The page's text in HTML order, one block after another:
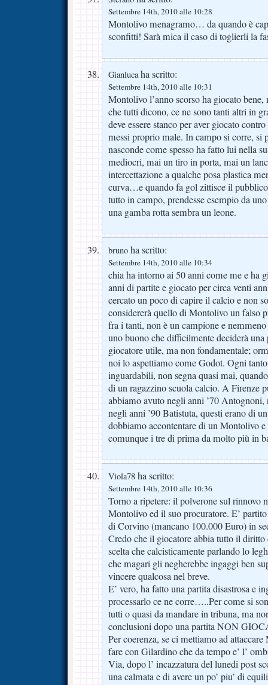
Settembre 14th, 2010 alle 10:28
Montolivo menagramo… da quando è
sconfitti! Sarà mica il caso di toglierli la
Gianlucaha scritto:
Settembre 14th, 2010 alle 10:31
Montolivo l’anno scorso ha giocato
che tutti dicono, ce ne sono tanti altri in
deve essere stanco per aver giocato
messi proprio male. In campo si corre, si
nasconde come spesso ha fatto lui nella
mediocri, mai un tiro in porta, mai un
intercettazione a qualche posa plastica
curva…e quando fa gol zittisce il
tutto in campo, prendesse esempio da
una gamba rotta sembra un leone.
bruno ha scritto:
Settembre 14th, 2010 alle 10:34
chia ha intorno ai 50 anni come me e ha
anni di partite e giocato per circa venti
cercato un poco di capire il calcio e non
considererà quello di Montolivo un falso
fra i tanti, non è un campione e
uno buono che difficilmente deciderà
giocatore utile, ma non fondamentale;
noi lo aspettiamo come Godot. Ogni
inguardabili, non segna quasi mai,
di un ragazzino scuola calcio. A Firenze
abbiamo avuto negli anni ’70
negli anni ’90 Batistuta, questi erano di
dobbiamo accontentare di un Montolivo
comunque i tre di prima da molto più in
Viola78 ha scritto:
Settembre 14th, 2010 alle 10:36
Torno a ripetere: il polverone sul rinnovo
Montolivo ed il suo procuratore. E’
di Corvino (mancano 100.000 Euro) in
Credo che il giocatore abbia tutto il diritto
scelta che calcisticamente parlando lo
che magari gli negherebbe ingaggi ben
vincere qualcosa nel breve.
E’ vero, ha fatto una partita disastrosa e
processarlo ce ne corre…..Per come si
tutti o quasi da mandare in tribuna, ma
conclusioni dopo una partita NON
Per coerenza, se ci mettiamo ad
fare con Gilardino che da tempo e’ l’
Via, dopo l’ incazzatura del lunedi post
una calmata e di avere un po’ piu’ di